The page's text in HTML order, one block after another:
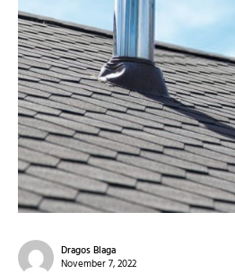
Dragos Blaga
November 7, 2022